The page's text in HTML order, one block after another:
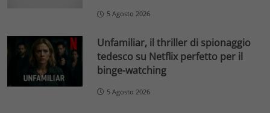
5 Agosto 2026
Unfamiliar, il thriller di spionaggio
tedesco su Netflix perfetto per il
binge-watching
5 Agosto 2026